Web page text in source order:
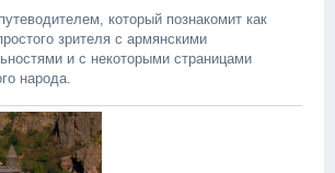
который познакомит как
зрителя с армянскими
и с некоторыми страницами
народа.